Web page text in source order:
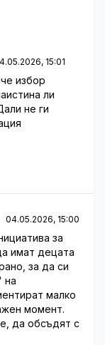
15:01
избор
ли
не ги
04.05.2026, 15:00
за
имат децата
за да си
на
малко
момент.
да обсъдят с